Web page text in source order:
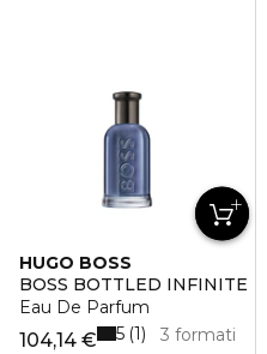
HUGO BOSS
BOSS BOTTLED INFINITE
Eau De Parfum
104,14 € 3 formati
5 1